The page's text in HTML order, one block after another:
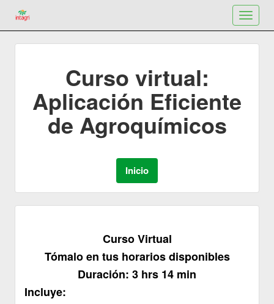
Toggle
Curso virtual:
Aplicación Eficiente
de Agroquímicos
Curso Virtual
Tómalo en tus horarios disponibles
Duración: 3 hrs 14 min
Incluye: